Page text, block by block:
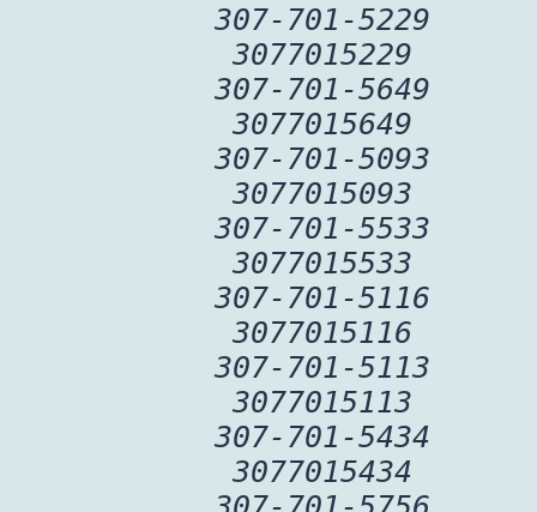
307-701-5229
3077015229
307-701-5649
3077015649
307-701-5093
3077015093
307-701-5533
3077015533
307-701-5116
3077015116
307-701-5113
3077015113
307-701-5434
3077015434